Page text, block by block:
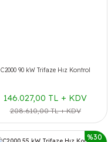
C2000 90 kW Trifaze Hız Kontrol
146.027,00 TL + KDV
208.610,00 TL + KDV
%30